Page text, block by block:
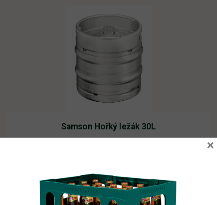
Samson Hořký ležák 30L
0,00
Přidat do košíku
×